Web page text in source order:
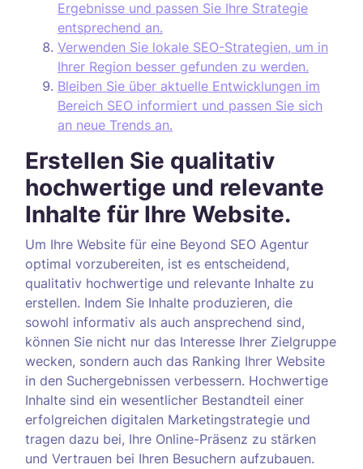
Ergebnisse und passen Sie Ihre Strategie
entsprechend an.
Verwenden Sie lokale SEO-Strategien, um in
Ihrer Region besser gefunden zu werden.
Bleiben Sie über aktuelle Entwicklungen im
Bereich SEO informiert und passen Sie sich
an neue Trends an.
Erstellen Sie qualitativ
hochwertige und relevante
Inhalte für Ihre Website.
Um Ihre Website für eine Beyond SEO Agentur
optimal vorzubereiten, ist es entscheidend,
qualitativ hochwertige und relevante Inhalte zu
erstellen. Indem Sie Inhalte produzieren, die
sowohl informativ als auch ansprechend sind,
können Sie nicht nur das Interesse Ihrer Zielgruppe
wecken, sondern auch das Ranking Ihrer Website
in den Suchergebnissen verbessern. Hochwertige
Inhalte sind ein wesentlicher Bestandteil einer
erfolgreichen digitalen Marketingstrategie und
tragen dazu bei, Ihre Online-Präsenz zu stärken
und Vertrauen bei Ihren Besuchern aufzubauen.